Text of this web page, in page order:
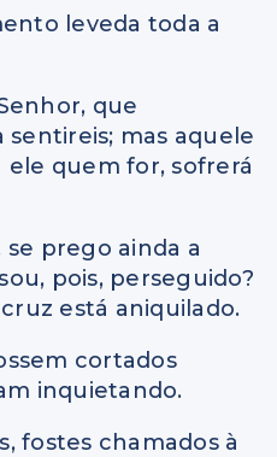
leveda toda a
que
mas aquele
ele quem for, sofrerá
se prego ainda a
pois, perseguido?
está aniquilado.
cortados
inquietando.
fostes chamados à